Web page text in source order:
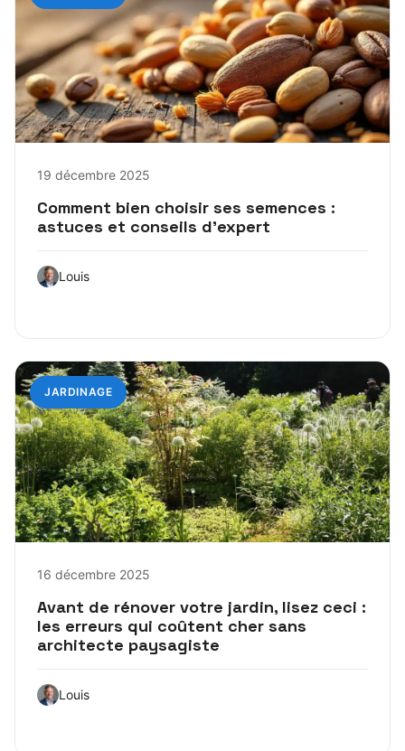
19 décembre 2025
Comment bien choisir ses semences :
astuces et conseils d’expert
Louis
JARDINAGE
16 décembre 2025
Avant de rénover votre jardin, lisez ceci :
les erreurs qui coûtent cher sans
architecte paysagiste
Louis